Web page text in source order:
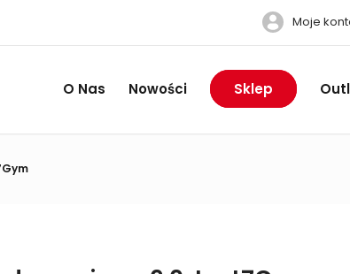
Moje
O Nas Nowości Sklep